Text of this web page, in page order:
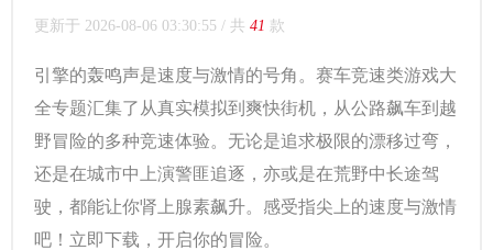
更新于 2026-08-06 03:30:55 / 共 41 款
引擎的轰鸣声是速度与激情的号角。赛车竞速类游戏大
全专题汇集了从真实模拟到爽快街机，从公路飙车到越
野冒险的多种竞速体验。无论是追求极限的漂移过弯，
还是在城市中上演警匪追逐，亦或是在荒野中长途驾
驶，都能让你肾上腺素飙升。感受指尖上的速度与激情
吧！立即下载，开启你的冒险。